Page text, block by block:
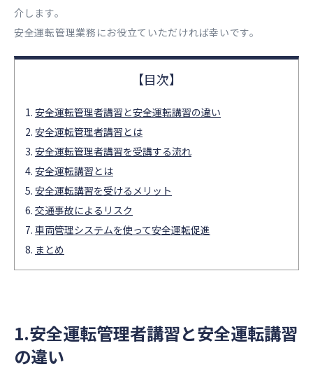
介します。
安全運転管理業務にお役立ていただければ幸いです。
安全運転管理者講習と安全運転講習の違い
安全運転管理者講習とは
安全運転管理者講習を受講する流れ
安全運転講習とは
安全運転講習を受けるメリット
交通事故によるリスク
車両管理システムを使って安全運転促進
まとめ
1.安全運転管理者講習と安全運転講習
の違い